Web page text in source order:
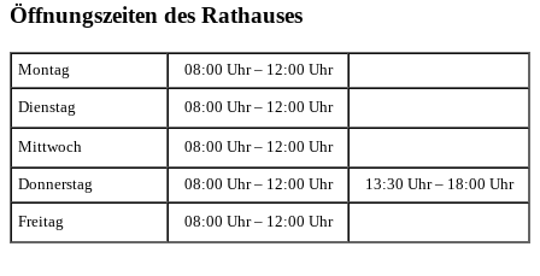
Öffnungszeiten des Rathauses
Montag 08:00 Uhr – 12:00 Uhr
Dienstag 08:00 Uhr – 12:00 Uhr
Mittwoch 08:00 Uhr – 12:00 Uhr
Donnerstag 08:00 Uhr – 12:00 Uhr 13:30 Uhr – 18:00 Uhr
Freitag 08:00 Uhr – 12:00 Uhr